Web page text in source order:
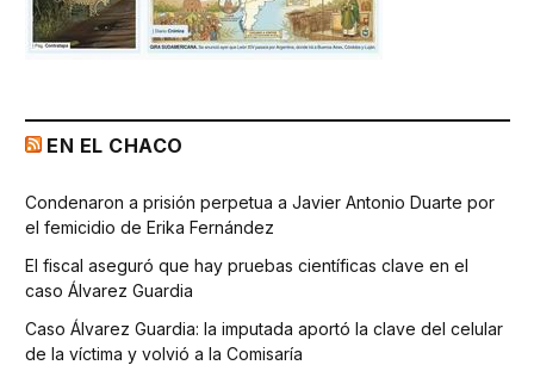
EN EL CHACO
Condenaron a prisión perpetua a Javier Antonio Duarte por
el femicidio de Erika Fernández
El fiscal aseguró que hay pruebas científicas clave en el
caso Álvarez Guardia
Caso Álvarez Guardia: la imputada aportó la clave del celular
de la víctima y volvió a la Comisaría